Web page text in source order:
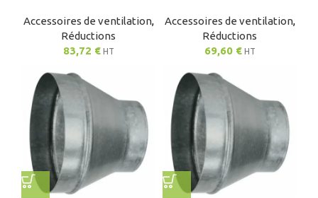
Accessoires de ventilation,
Réductions
83,72 € HT
Accessoires de ventilation,
Réductions
69,60 € HT